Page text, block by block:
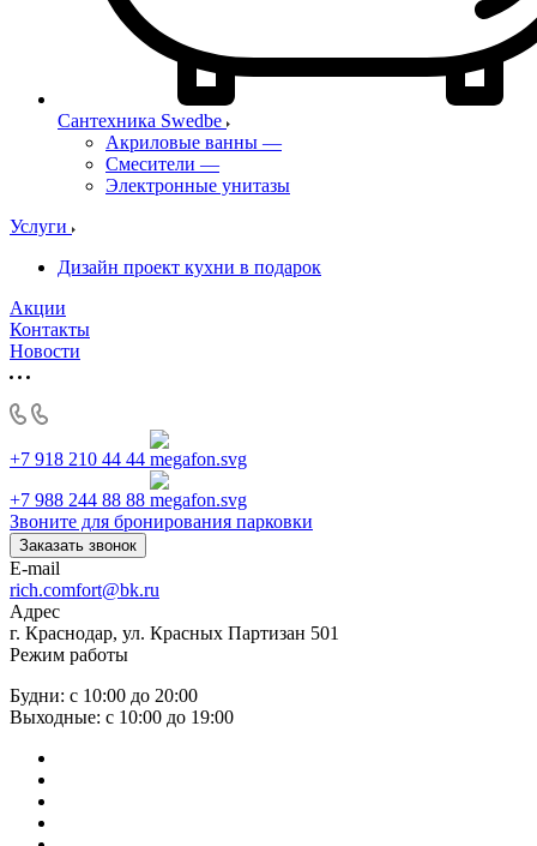
Сантехника Swedbe
Акриловые ванны —
Смесители —
Электронные унитазы
Услуги
Дизайн проект кухни в подарок
Акции
Контакты
Новости
+7 918 210 44 44
+7 988 244 88 88
Звоните для бронирования парковки
Заказать звонок
E-mail
rich.comfort@bk.ru
Адрес
г. Краснодар, ул. Красных Партизан 501
Режим работы
Будни: с 10:00 до 20:00
Выходные: с 10:00 до 19:00